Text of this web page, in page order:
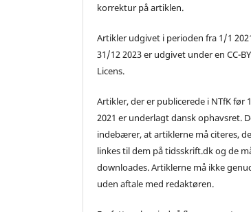
korrektur på artiklen.
Artikler udgivet i perioden fra 1/1
31/12 2023 er udgivet under en CC-
Licens.
Artikler, der er publicerede i NTfK før
2021 er underlagt dansk ophavsret.
indebærer, at artiklerne må citeres,
linkes til dem på tidsskrift.dk og de
downloades. Artiklerne må ikke
uden aftale med redaktøren.